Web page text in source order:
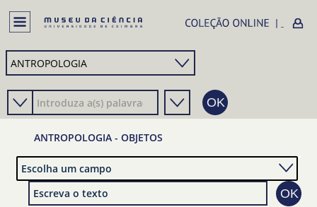
ANTROPOLOGIA - OBJETOS